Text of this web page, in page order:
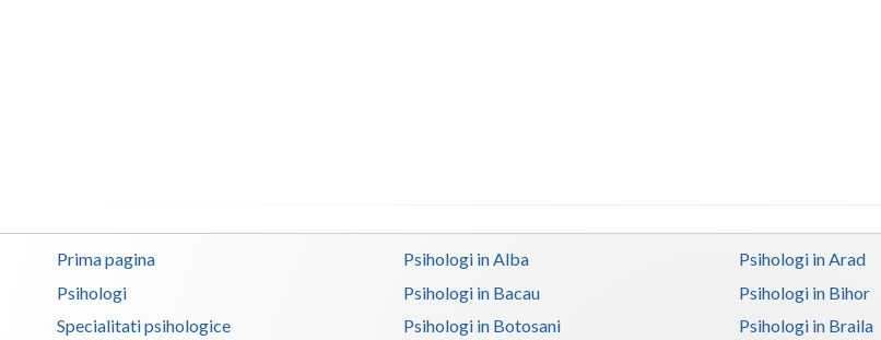
Prima pagina
Psihologi
Specialitati psihologice
Psihologi in Alba Psihologi in Arad
Psihologi in Bacau
Psihologi in Bihor
Psihologi in Botosani
Psihologi in Braila